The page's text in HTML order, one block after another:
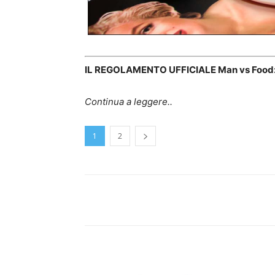
IL REGOLAMENTO UFFICIALE Man vs
Continua a leggere..
1 2